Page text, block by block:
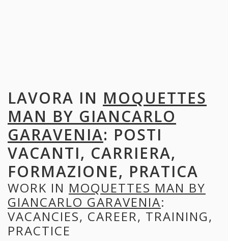
LAVORA IN MOQUETTES
MAN BY GIANCARLO
GARAVENIA: POSTI
VACANTI, CARRIERA,
FORMAZIONE, PRATICA
WORK IN MOQUETTES MAN BY
GIANCARLO GARAVENIA:
VACANCIES, CAREER, TRAINING,
PRACTICE